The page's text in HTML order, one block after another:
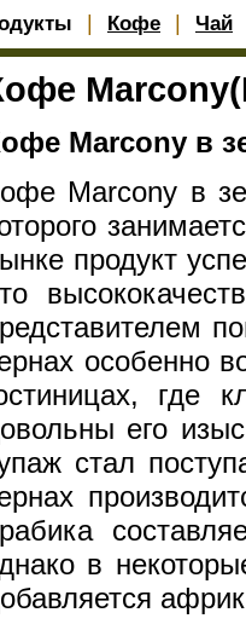
Кофе Чай
Marcony в
Marcony в
продукт
особенно
где
его
стал
в